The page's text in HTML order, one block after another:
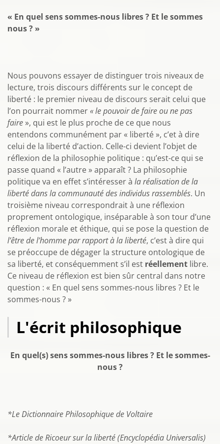
« En quel sens sommes-nous libres ? Et le sommes
nous ? »
Nous pouvons essayer de distinguer trois niveaux de
lecture, trois discours différents sur le concept de
liberté : le premier niveau de discours serait celui que
l’on pourrait nommer« le pouvoir de faire ou ne pas
faire», qui est le plus proche de ce que nous
entendons communément par « liberté », c’et à dire
celui de la liberté d’action. Celle-ci devient l’objet de
réflexion de la philosophie politique : qu’est-ce qui se
passe quand « l’autre » apparaît ? La philosophie
politique va en effet s’intéresser à la réalisation de la
liberté dans la communauté des individus rassemblés. Un
troisième niveau correspondrait à une réflexion
proprement ontologique, inséparable à son tour d’une
réflexion morale et éthique, qui se pose la question de
l’être de l’homme par rapport à la liberté, c’est à dire qui
se préoccupe de dégager la structure ontologique de
sa liberté, et conséquemment s’il est réellement libre.
Ce niveau de réflexion est bien sûr central dans notre
question : « En quel sens sommes-nous libres ? Et le
sommes-nous ? »
L'écrit philosophique
En quel(s) sens sommes-nous libres ? Et le sommes-
nous ?
*Le Dictionnaire Philosophique de Voltaire
*Article de Ricoeur sur la liberté (Encyclopédia Universalis)